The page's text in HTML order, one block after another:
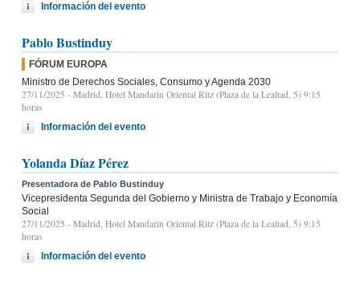
Información del evento
Pablo Bustinduy
FÓRUM EUROPA
Ministro de Derechos Sociales, Consumo y Agenda 2030
27/11/2025 - Madrid, Hotel Mandarin Oriental Ritz (Plaza de la Lealtad, 5) 9:15
horas
Información del evento
Yolanda Díaz Pérez
Presentadora de Pablo Bustinduy
Vicepresidenta Segunda del Gobierno y Ministra de Trabajo y Economía
Social
27/11/2025 - Madrid, Hotel Mandarin Oriental Ritz (Plaza de la Lealtad, 5) 9:15
horas
Información del evento